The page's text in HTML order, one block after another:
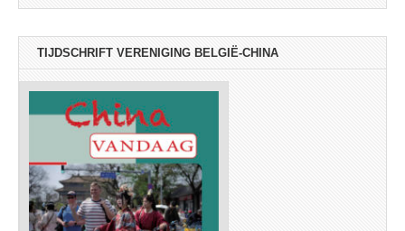
TIJDSCHRIFT VERENIGING BELGIË-CHINA